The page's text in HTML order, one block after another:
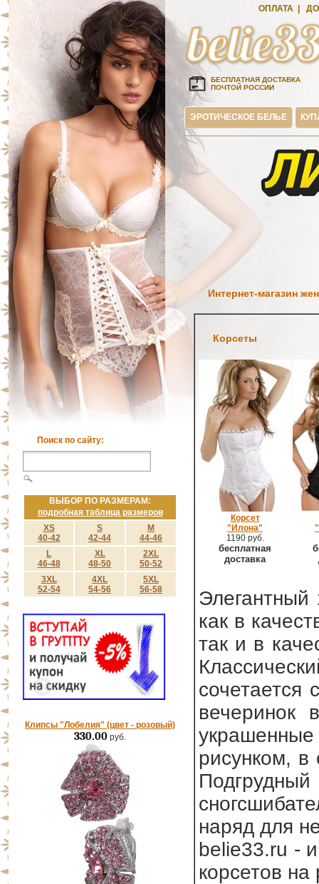
Поиск по сайту:
ВЫБОР ПО РАЗМЕРАМ:
подробная таблица размеров
XS
40-42
S
42-44
M
44-46
L
46-48
XL
48-50
2XL
50-52
3XL
52-54
4XL
54-56
5XL
56-58
Клипсы "Лобелия" (цвет - розовый)
330.00 руб.
ОПЛАТА
БЕСПЛАТНАЯ ДОСТАВКА
ПОЧТОЙ РОССИИ
ЭРОТИЧЕСКОЕ БЕЛЬЕ
Интернет-магазин
Корсеты
Корсет
"Илона"
1190 руб.
бесплатная
доставка
Элегантный
как в
так и в
вечеринок
рисунком,
наряд для
belie33.ru -
корсетов